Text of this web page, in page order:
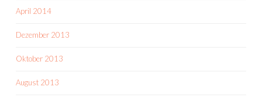
April 2014
Dezember 2013
Oktober 2013
August 2013